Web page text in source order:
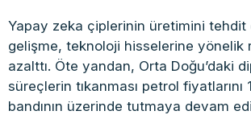
Yapay zeka çiplerinin üretimini tehdit
gelişme, teknoloji hisselerine yönelik
azalttı. Öte yandan, Orta Doğu’daki
süreçlerin tıkanması petrol fiyatlarını
bandının üzerinde tutmaya devam